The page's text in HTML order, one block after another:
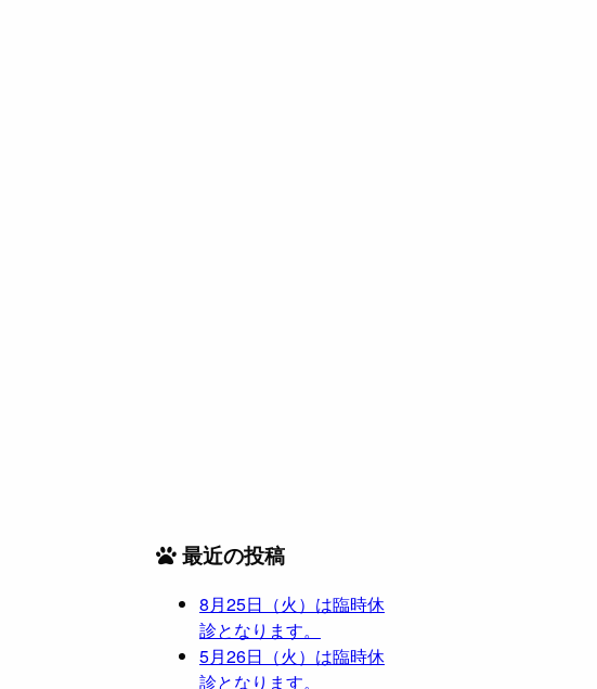
最近の投稿
8月25日（火）は臨時休
診となります。
5月26日（火）は臨時休
診となります。